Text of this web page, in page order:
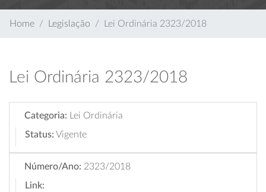
Home Legislação Lei Ordinária 2323/2018
Lei Ordinária 2323/2018
Categoria:
Lei Ordinária
Status: Vigente
Número/Ano: 2323/2018
Link: